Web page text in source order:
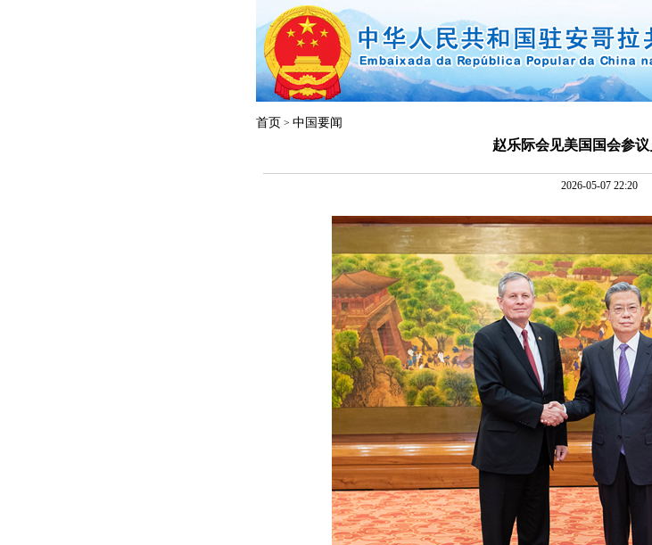
首页 > 中国要闻
赵乐际会见美国国会参议
2026-05-07 22:20